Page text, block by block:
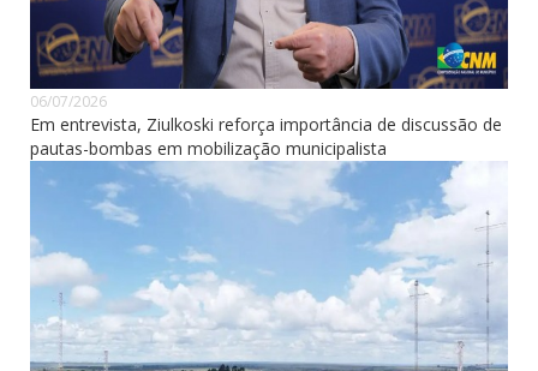
06/07/2026
Em entrevista, Ziulkoski reforça importância de discussão de
pautas-bombas em mobilização municipalista